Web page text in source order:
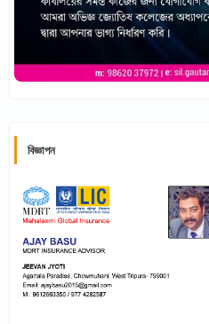
বিজ্ঞাপন